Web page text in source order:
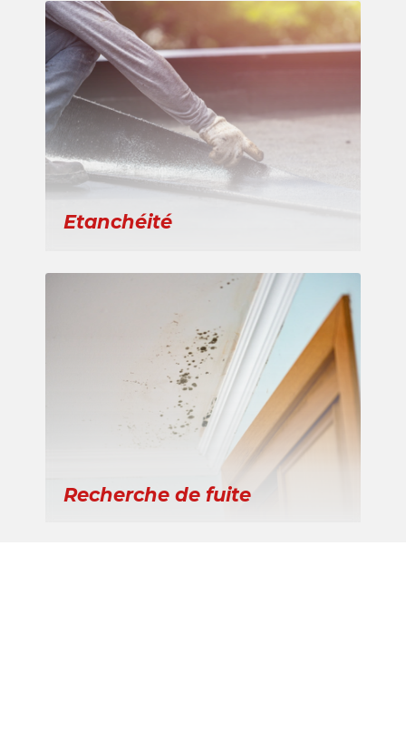
Etanchéité
Recherche de fuite